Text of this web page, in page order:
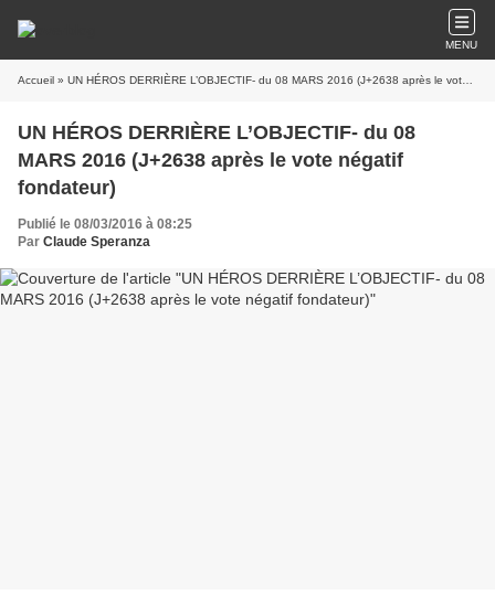
MENU
Accueil » UN HÉROS DERRIÈRE L’OBJECTIF- du 08 MARS 2016 (J+2638 après le vote négatif fondateur)
UN HÉROS DERRIÈRE L’OBJECTIF- du 08
MARS 2016 (J+2638 après le vote négatif
fondateur)
Publié le 08/03/2016 à 08:25
Par Claude Speranza